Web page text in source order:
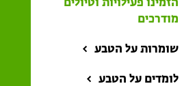
הזמינו פעילויות וטיולים
מודרכים
שומרות על הטבע
לומדים על הטבע